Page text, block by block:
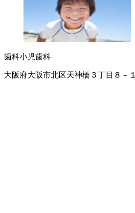
歯科小児歯科
大阪府大阪市北区天神橋３丁目８－